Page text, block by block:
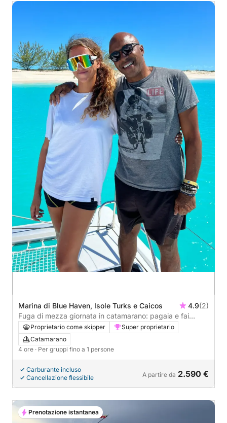
Marina di Blue Haven, Isole Turks e Caicos 4.9(2)
Fuga di mezza giornata in catamarano: pagaia e fai
snorkeling a Turks e Caicos
Proprietario come skipper
Super proprietario
Catamarano
4 ore · Per gruppi fino a 1 persone
Carburante incluso
Cancellazione flessibile
A partire da 2.590 €
Prenotazione istantanea